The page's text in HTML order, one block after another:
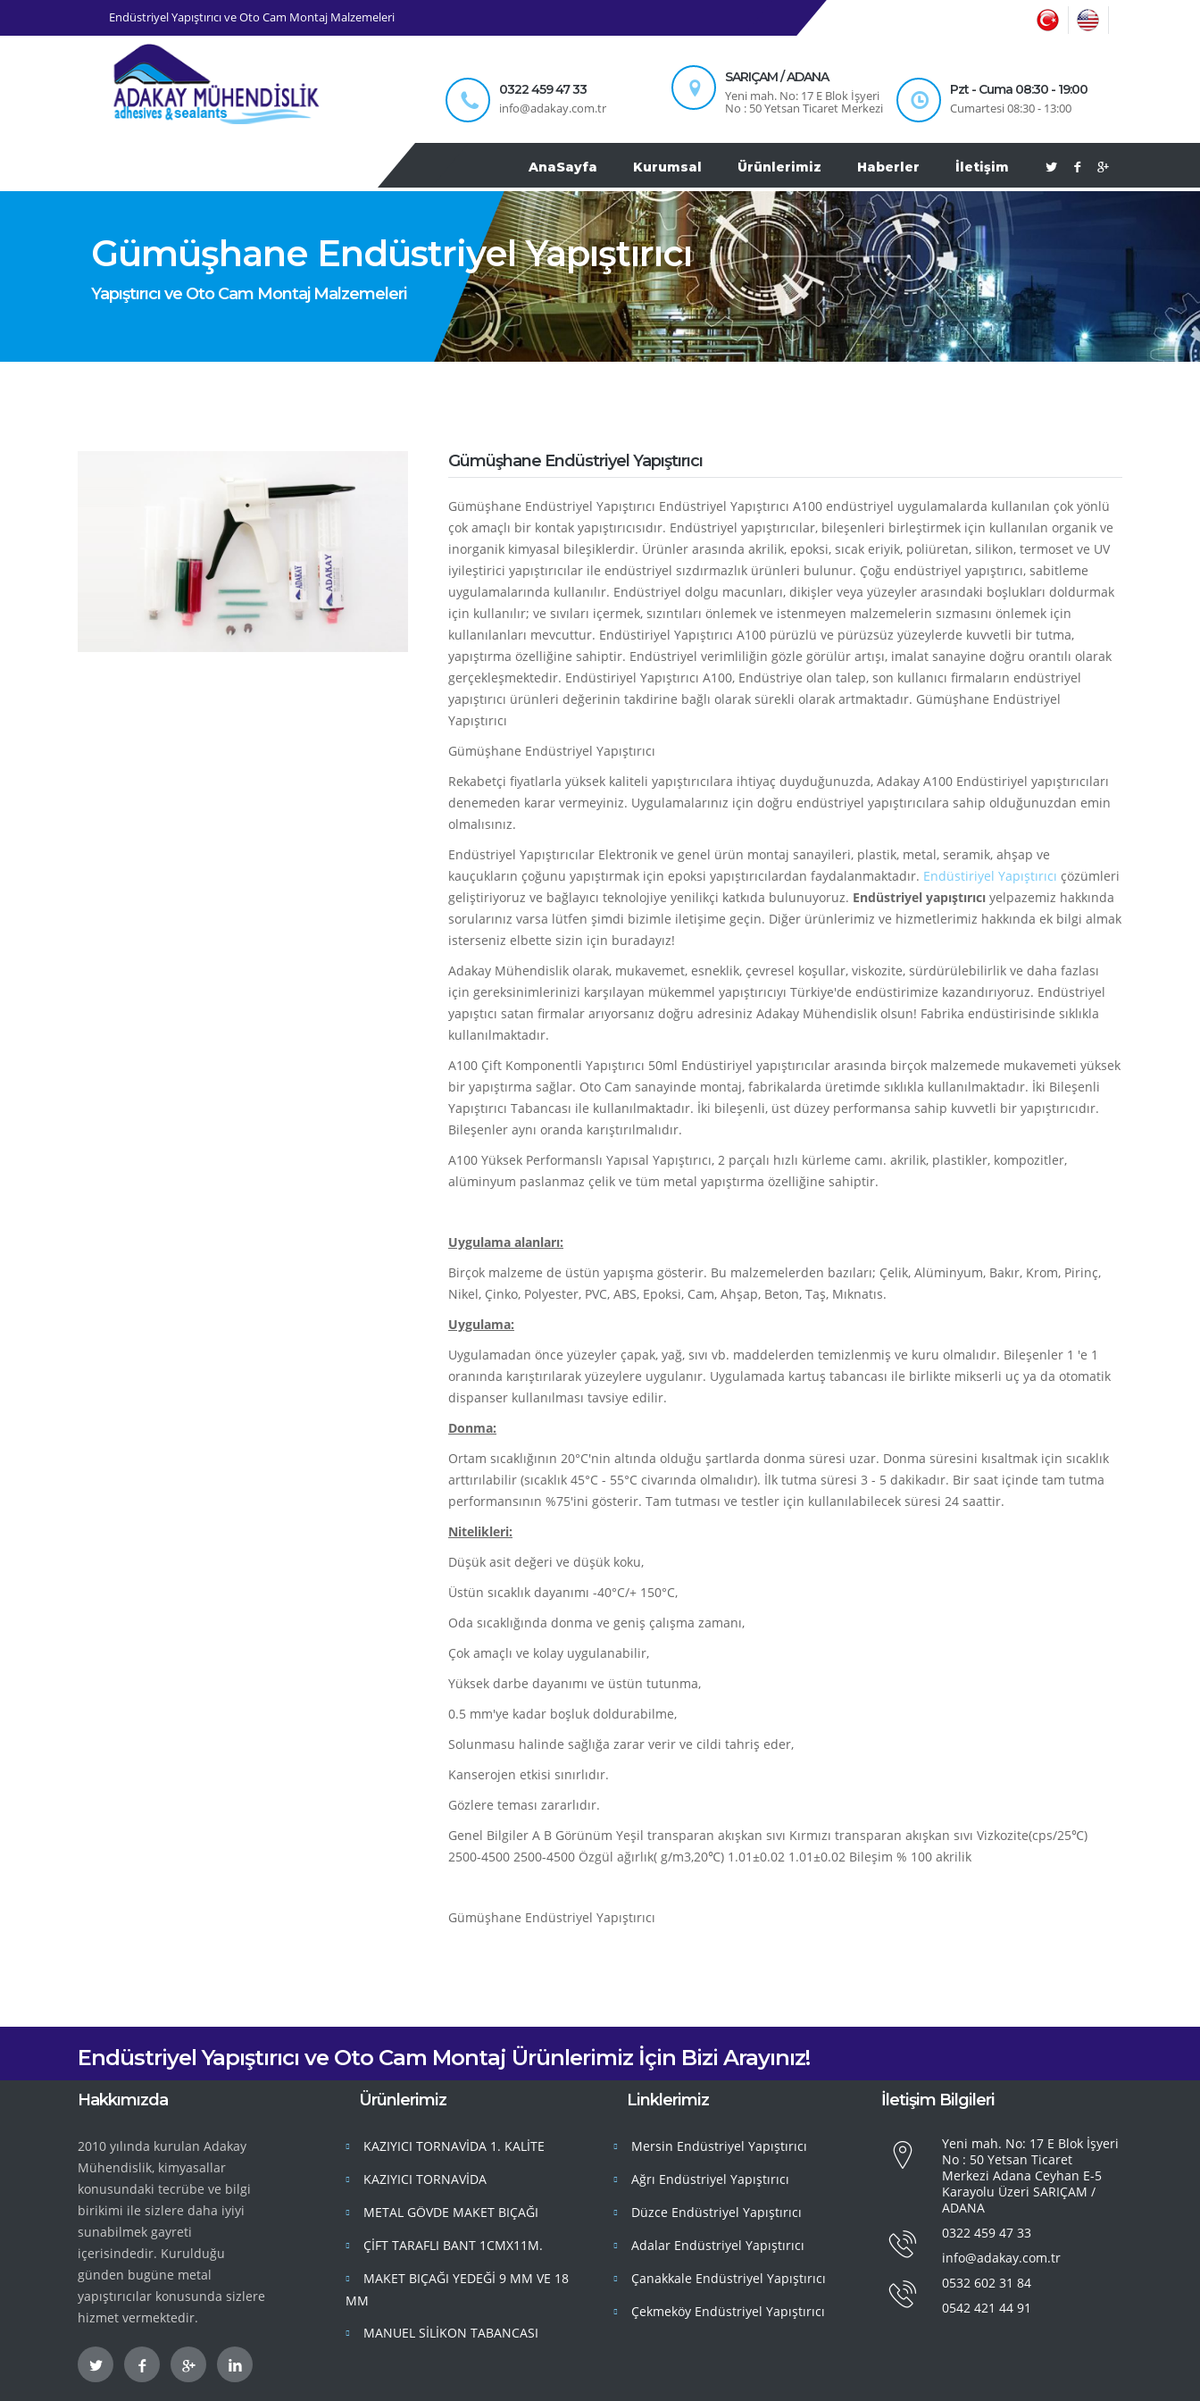
Endüstriyel Yapıştırıcı ve Oto Cam Montaj Malzemeleri
0322 459 47 33
info@adakay.com.tr
SARIÇAM / ADANA
Yeni mah. No: 17 E Blok İşyeri
No : 50 Yetsan Ticaret Merkezi
Pzt - Cuma 08:30 - 19:00
Cumartesi 08:30 - 13:00
AnaSayfa Kurumsal Ürünlerimiz Haberler İletişim
Gümüşhane Endüstriyel Yapıştırıcı
Yapıştırıcı ve Oto Cam Montaj Malzemeleri
Gümüşhane Endüstriyel Yapıştırıcı
Gümüşhane Endüstriyel Yapıştırıcı Endüstriyel Yapıştırıcı A100 endüstriyel uygulamalarda kullanılan çok yönlü
çok amaçlı bir kontak yapıştırıcısıdır. Endüstriyel yapıştırıcılar, bileşenleri birleştirmek için kullanılan organik ve
inorganik kimyasal bileşiklerdir. Ürünler arasında akrilik, epoksi, sıcak eriyik, poliüretan, silikon, termoset ve UV
iyileştirici yapıştırıcılar ile endüstriyel sızdırmazlık ürünleri bulunur. Çoğu endüstriyel yapıştırıcı, sabitleme
uygulamalarında kullanılır. Endüstriyel dolgu macunları, dikişler veya yüzeyler arasındaki boşlukları doldurmak
için kullanılır; ve sıvıları içermek, sızıntıları önlemek ve istenmeyen malzemelerin sızmasını önlemek için
kullanılanları mevcuttur. Endüstiriyel Yapıştırıcı A100 pürüzlü ve pürüzsüz yüzeylerde kuvvetli bir tutma,
yapıştırma özelliğine sahiptir. Endüstriyel verimliliğin gözle görülür artışı, imalat sanayine doğru orantılı olarak
gerçekleşmektedir. Endüstiriyel Yapıştırıcı A100, Endüstriye olan talep, son kullanıcı firmaların endüstriyel
yapıştırıcı ürünleri değerinin takdirine bağlı olarak sürekli olarak artmaktadır. Gümüşhane Endüstriyel
Yapıştırıcı
Gümüşhane Endüstriyel Yapıştırıcı
Rekabetçi fiyatlarla yüksek kaliteli yapıştırıcılara ihtiyaç duyduğunuzda, Adakay A100 Endüstiriyel yapıştırıcıları
denemeden karar vermeyiniz. Uygulamalarınız için doğru endüstriyel yapıştırıcılara sahip olduğunuzdan emin
olmalısınız.
Endüstriyel Yapıştırıcılar Elektronik ve genel ürün montaj sanayileri, plastik, metal, seramik, ahşap ve
kauçukların çoğunu yapıştırmak için epoksi yapıştırıcılardan faydalanmaktadır. Endüstiriyel Yapıştırıcı çözümleri
geliştiriyoruz ve bağlayıcı teknolojiye yenilikçi katkıda bulunuyoruz. Endüstriyel yapıştırıcı yelpazemiz hakkında
sorularınız varsa lütfen şimdi bizimle iletişime geçin. Diğer ürünlerimiz ve hizmetlerimiz hakkında ek bilgi almak
isterseniz elbette sizin için buradayız!
Adakay Mühendislik olarak, mukavemet, esneklik, çevresel koşullar, viskozite, sürdürülebilirlik ve daha fazlası
için gereksinimlerinizi karşılayan mükemmel yapıştırıcıyı Türkiye'de endüstirimize kazandırıyoruz. Endüstriyel
yapıştıcı satan firmalar arıyorsanız doğru adresiniz Adakay Mühendislik olsun! Fabrika endüstirisinde sıklıkla
kullanılmaktadır.
A100 Çift Komponentli Yapıştırıcı 50ml Endüstiriyel yapıştırıcılar arasında birçok malzemede mukavemeti yüksek
bir yapıştırma sağlar. Oto Cam sanayinde montaj, fabrikalarda üretimde sıklıkla kullanılmaktadır. İki Bileşenli
Yapıştırıcı Tabancası ile kullanılmaktadır. İki bileşenli, üst düzey performansa sahip kuvvetli bir yapıştırıcıdır.
Bileşenler aynı oranda karıştırılmalıdır.
A100 Yüksek Performanslı Yapısal Yapıştırıcı, 2 parçalı hızlı kürleme camı. akrilik, plastikler, kompozitler,
alüminyum paslanmaz çelik ve tüm metal yapıştırma özelliğine sahiptir.
Uygulama alanları:
Birçok malzeme de üstün yapışma gösterir. Bu malzemelerden bazıları; Çelik, Alüminyum, Bakır, Krom, Pirinç,
Nikel, Çinko, Polyester, PVC, ABS, Epoksi, Cam, Ahşap, Beton, Taş, Mıknatıs.
Uygulama:
Uygulamadan önce yüzeyler çapak, yağ, sıvı vb. maddelerden temizlenmiş ve kuru olmalıdır. Bileşenler 1 'e 1
oranında karıştırılarak yüzeylere uygulanır. Uygulamada kartuş tabancası ile birlikte mikserli uç ya da otomatik
dispanser kullanılması tavsiye edilir.
Donma:
Ortam sıcaklığının 20°C'nin altında olduğu şartlarda donma süresi uzar. Donma süresini kısaltmak için sıcaklık
arttırılabilir (sıcaklık 45°C - 55°C civarında olmalıdır). İlk tutma süresi 3 - 5 dakikadır. Bir saat içinde tam tutma
performansının %75'ini gösterir. Tam tutması ve testler için kullanılabilecek süresi 24 saattir.
Nitelikleri:
Düşük asit değeri ve düşük koku,
Üstün sıcaklık dayanımı -40°C/+ 150°C,
Oda sıcaklığında donma ve geniş çalışma zamanı,
Çok amaçlı ve kolay uygulanabilir,
Yüksek darbe dayanımı ve üstün tutunma,
0.5 mm'ye kadar boşluk doldurabilme,
Solunmasu halinde sağlığa zarar verir ve cildi tahriş eder,
Kanserojen etkisi sınırlıdır.
Gözlere teması zararlıdır.
Genel Bilgiler A B Görünüm Yeşil transparan akışkan sıvı Kırmızı transparan akışkan sıvı Vizkozite(cps/25℃)
2500-4500 2500-4500 Özgül ağırlık( g/m3,20℃) 1.01±0.02 1.01±0.02 Bileşim % 100 akrilik
Gümüşhane Endüstriyel Yapıştırıcı
Endüstriyel Yapıştırıcı ve Oto Cam Montaj Ürünlerimiz İçin Bizi Arayınız!
Hakkımızda
2010 yılında kurulan Adakay
Mühendislik, kimyasallar
konusundaki tecrübe ve bilgi
birikimi ile sizlere daha iyiyi
sunabilmek gayreti
içerisindedir. Kurulduğu
günden bugüne metal
yapıştırıcılar konusunda sizlere
hizmet vermektedir.
Ürünlerimiz
KAZIYICI TORNAVİDA 1. KALİTE
KAZIYICI TORNAVİDA
METAL GÖVDE MAKET BIÇAĞI
ÇİFT TARAFLI BANT 1CMX11M.
MAKET BIÇAĞI YEDEĞİ 9 MM VE 18
MM
MANUEL SİLİKON TABANCASI
Linklerimiz
Mersin Endüstriyel Yapıştırıcı
Ağrı Endüstriyel Yapıştırıcı
Düzce Endüstriyel Yapıştırıcı
Adalar Endüstriyel Yapıştırıcı
Çanakkale Endüstriyel Yapıştırıcı
Çekmeköy Endüstriyel Yapıştırıcı
İletişim Bilgileri
Yeni mah. No: 17 E Blok İşyeri
No : 50 Yetsan Ticaret
Merkezi Adana Ceyhan E-5
Karayolu Üzeri SARIÇAM /
ADANA
0322 459 47 33
info@adakay.com.tr
0532 602 31 84
0542 421 44 91